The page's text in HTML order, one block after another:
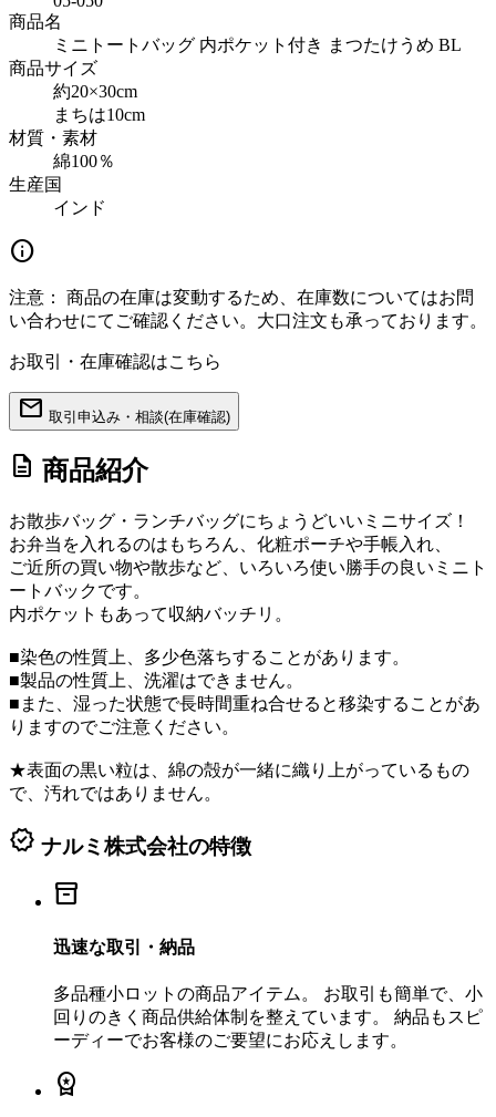
商品名
ミニトートバッグ 内ポケット付き まつたけうめ BL
商品サイズ
約20×30cm
まちは10cm
材質・素材
綿100％
生産国
インド
info
注意：
商品の在庫は変動するため、在庫数についてはお問
い合わせにてご確認ください。大口注文も承っております。
お取引・在庫確認はこちら
mail 取引申込み・相談(在庫確認)
description 商品紹介
お散歩バッグ・ランチバッグにちょうどいいミニサイズ！
お弁当を入れるのはもちろん、化粧ポーチや手帳入れ、
ご近所の買い物や散歩など、いろいろ使い勝手の良いミニト
ートバックです。
内ポケットもあって収納バッチリ。
■染色の性質上、多少色落ちすることがあります。
■製品の性質上、洗濯はできません。
■また、湿った状態で長時間重ね合せると移染することがあ
りますのでご注意ください。
★表面の黒い粒は、綿の殻が一緒に織り上がっているもの
で、汚れではありません。
verified ナルミ株式会社の特徴
inventory_2
迅速な取引・納品
多品種小ロットの商品アイテム。 お取引も簡単で、小
回りのきく商品供給体制を整えています。 納品もスピ
ーディーでお客様のご要望にお応えします。
workspace_premium